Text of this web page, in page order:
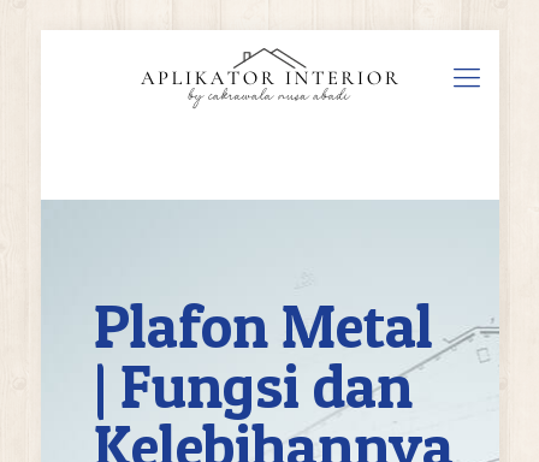
Plafon Metal
| Fungsi dan
Kelebihannya